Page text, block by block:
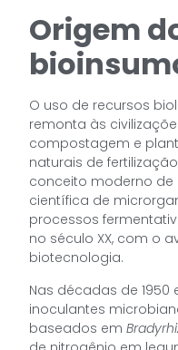
Origem
O uso de recursos
remonta às
compostagem e
naturais de
conceito moderno
científica de
processos
no século XX, com o
biotecnologia.
Nas décadas de 1950
inoculantes
baseados em